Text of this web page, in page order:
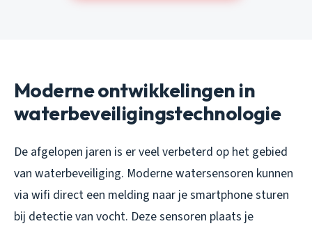
Moderne ontwikkelingen in
waterbeveiligingstechnologie
De afgelopen jaren is er veel verbeterd op het gebied
van waterbeveiliging. Moderne watersensoren kunnen
via wifi direct een melding naar je smartphone sturen
bij detectie van vocht. Deze sensoren plaats je